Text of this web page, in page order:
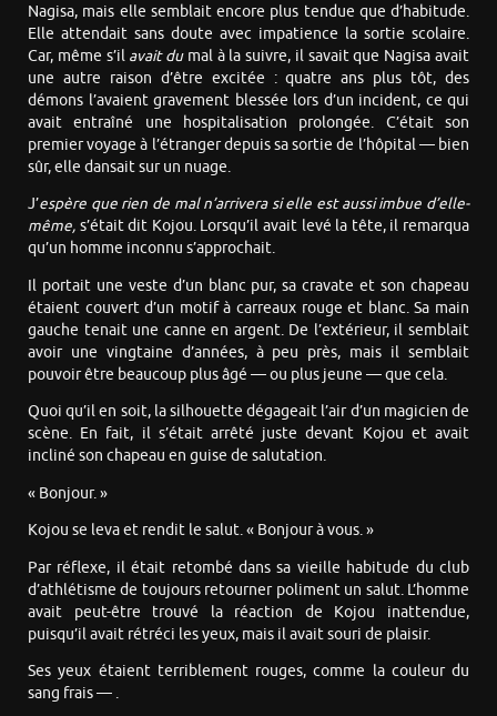
Nagisa, mais elle semblait encore plus tendue que d’habitude.
Elle attendait sans doute avec impatience la sortie scolaire.
Car, même s’il avait du mal à la suivre, il savait que Nagisa avait
une autre raison d’être excitée : quatre ans plus tôt, des
démons l’avaient gravement blessée lors d’un incident, ce qui
avait entraîné une hospitalisation prolongée. C’était son
premier voyage à l’étranger depuis sa sortie de l’hôpital — bien
sûr, elle dansait sur un nuage.
J’espère que rien de mal n’arrivera si elle est aussi imbue d’elle-
même, s’était dit Kojou. Lorsqu’il avait levé la tête, il remarqua
qu’un homme inconnu s’approchait.
Il portait une veste d’un blanc pur, sa cravate et son chapeau
étaient couvert d’un motif à carreaux rouge et blanc. Sa main
gauche tenait une canne en argent. De l’extérieur, il semblait
avoir une vingtaine d’années, à peu près, mais il semblait
pouvoir être beaucoup plus âgé — ou plus jeune — que cela.
Quoi qu’il en soit, la silhouette dégageait l’air d’un magicien de
scène. En fait, il s’était arrêté juste devant Kojou et avait
incliné son chapeau en guise de salutation.
« Bonjour. »
Kojou se leva et rendit le salut. « Bonjour à vous. »
Par réflexe, il était retombé dans sa vieille habitude du club
d’athlétisme de toujours retourner poliment un salut. L’homme
avait peut-être trouvé la réaction de Kojou inattendue,
puisqu’il avait rétréci les yeux, mais il avait souri de plaisir.
Ses yeux étaient terriblement rouges, comme la couleur du
sang frais — .